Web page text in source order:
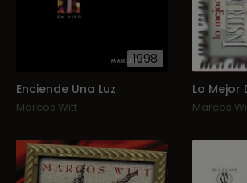
1998
Enciende Una Luz
Marcos Witt Marcos